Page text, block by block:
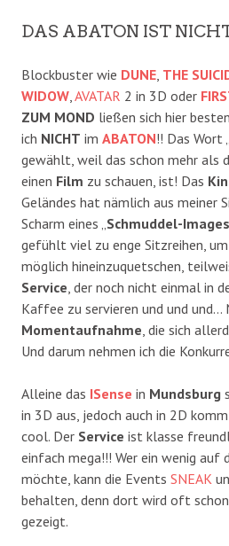
DAS ABATON IST
Blockbuster wie DUNE, THE
WIDOW,AVATAR 2 in 3D oder
ZUM MOND ließen sich hier
ich NICHT im ABATON!! Das Wort „
gewählt, weil das schon mehr als
einen Film zu schauen, ist! Das
Geländes hat nämlich aus meiner
Scharm eines „Schmuddel-Images
gefühlt viel zu enge Sitzreihen,
möglich hineinzuquetschen,
Service, der noch nicht einmal in
Kaffee zu servieren und und und…
Momentaufnahme, die sich
Und darum nehmen ich die
Alleine das ISense in Mundsburg
in 3D aus, jedoch auch in 2D
cool. Der Service ist klasse
einfach mega!!! Wer ein wenig auf
möchte, kann die Events SNEAK
behalten, denn dort wird oft
gezeigt.